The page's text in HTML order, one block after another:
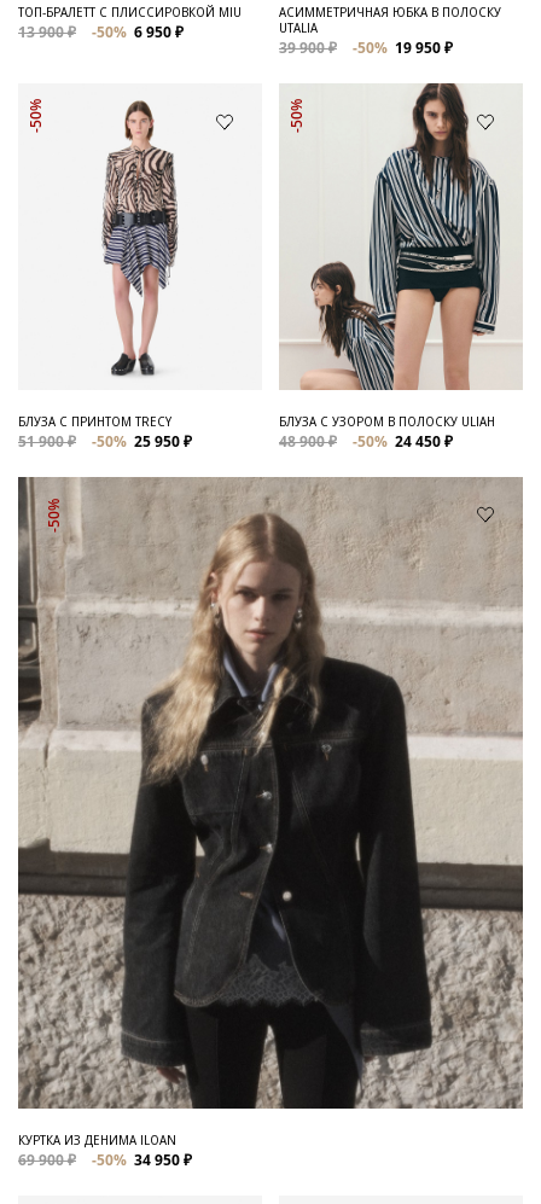
ТОП-БРАЛЕТТ С ПЛИССИРОВКОЙ MIU
13 900 ₽ -50% 6 950 ₽
АСИММЕТРИЧНАЯ ЮБКА В ПОЛОСКУ
UTALIA
39 900 ₽ -50% 19 950 ₽
-50%
БЛУЗА С ПРИНТОМ TRECY
51 900 ₽ -50% 25 950 ₽
-50%
БЛУЗА С УЗОРОМ В ПОЛОСКУ ULIAH
48 900 ₽ -50% 24 450 ₽
-50%
КУРТКА ИЗ ДЕНИМА ILOAN
69 900 ₽ -50% 34 950 ₽